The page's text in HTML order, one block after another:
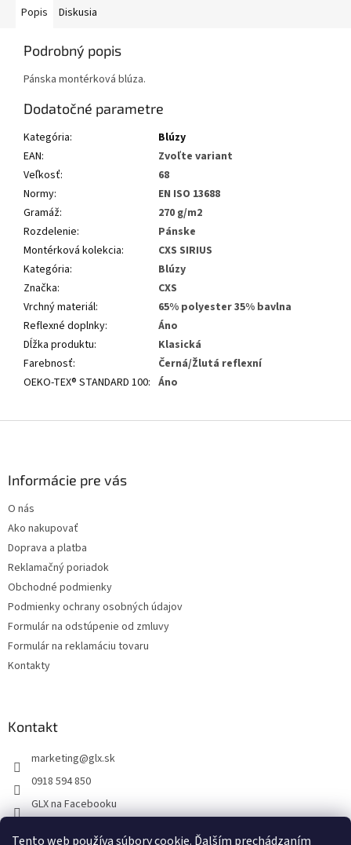
Tento web používa súbory cookie. Ďalším prechádzaním
Popis Diskusia
Podrobný popis
Pánska montérková blúza.
Dodatočné parametre
Kategória:
Blúzy
EAN:
Zvoľte variant
Veľkosť:
68
Normy:
EN ISO 13688
Gramáž:
270 g/m2
Rozdelenie:
Pánske
Montérková kolekcia:
CXS SIRIUS
Kategória:
Blúzy
Značka:
CXS
Vrchný materiál:
65% polyester 35% bavlna
Reflexné doplnky:
Áno
Dĺžka produktu:
Klasická
Farebnosť:
Černá/Žlutá reflexní
OEKO-TEX® STANDARD 100: Áno
Informácie pre vás
O nás
Ako nakupovať
Doprava a platba
Reklamačný poriadok
Obchodné podmienky
Podmienky ochrany osobných údajov
Formulár na odstúpenie od zmluvy
Formulár na reklamáciu tovaru
Kontakty
Kontakt
marketing@glx.sk
0918 594 850
GLX na Facebooku